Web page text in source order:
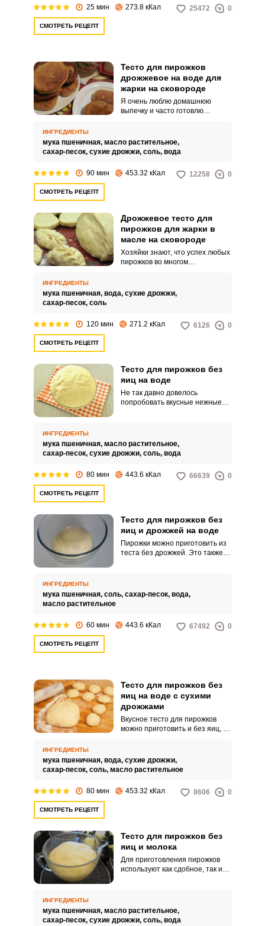
25 мин 273.8 кКал 25472 0
СМОТРЕТЬ РЕЦЕПТ
Тесто для пирожков
дрожжевое на воде для
жарки на сковороде
Я очень люблю домашнюю
выпечку и часто готовлю
обычно использую дрожжевое
тесто, рецепт которого мне
ИНГРЕДИЕНТЫ
мука пшеничная, масло растительное,
сахар-песок, сухие дрожжи, соль, вода
90 мин 453.32 кКал 12258 0
СМОТРЕТЬ РЕЦЕПТ
Дрожжевое тесто для
пирожков для жарки в
масле на сковороде
Хозяйки знают, что успех любых
пирожков во многом
получится пышное и нежное
раздуются и увеличатся в
размерах.
ИНГРЕДИЕНТЫ
мука пшеничная, вода, сухие дрожжи,
сахар-песок, соль
120 мин 271.2 кКал 6126 0
СМОТРЕТЬ РЕЦЕПТ
Тесто для пирожков без
яиц на воде
Не так давно довелось
попробовать вкусные нежные
ИНГРЕДИЕНТЫ
мука пшеничная, масло растительное,
сахар-песок, сухие дрожжи, соль, вода
80 мин 443.6 кКал 66639 0
СМОТРЕТЬ РЕЦЕПТ
Тесто для пирожков без
яиц и дрожжей на воде
Пирожки можно приготовить из
теста без дрожжей. Это также
ИНГРЕДИЕНТЫ
мука пшеничная, соль, сахар-песок, вода,
масло растительное
60 мин 443.6 кКал 67492 0
СМОТРЕТЬ РЕЦЕПТ
Тесто для пирожков без
яиц на воде с сухими
дрожжами
Вкусное тесто для пирожков
можно приготовить и без яиц, а
аппетитным. Готовить его
довольно просто, главное
тесто получится качественным и
воздушным.
ИНГРЕДИЕНТЫ
мука пшеничная, вода, сухие дрожжи,
сахар-песок, соль, масло растительное
80 мин 453.32 кКал 8606 0
СМОТРЕТЬ РЕЦЕПТ
Тесто для пирожков без
яиц и молока
Для приготовления пирожков
используют как сдобное, так и
теста.
ИНГРЕДИЕНТЫ
мука пшеничная, масло растительное,
сахар-песок, сухие дрожжи, соль, вода
ВХОД
ЕЩЕ НЕ ЗАРЕГИСТРИРОВАННЫ?